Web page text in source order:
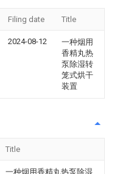
Filing date Title
2024-08-12
一种烟用
香精丸热
泵除湿转
笼式烘干
装置
Title
一种烟用香精丸热泵除湿